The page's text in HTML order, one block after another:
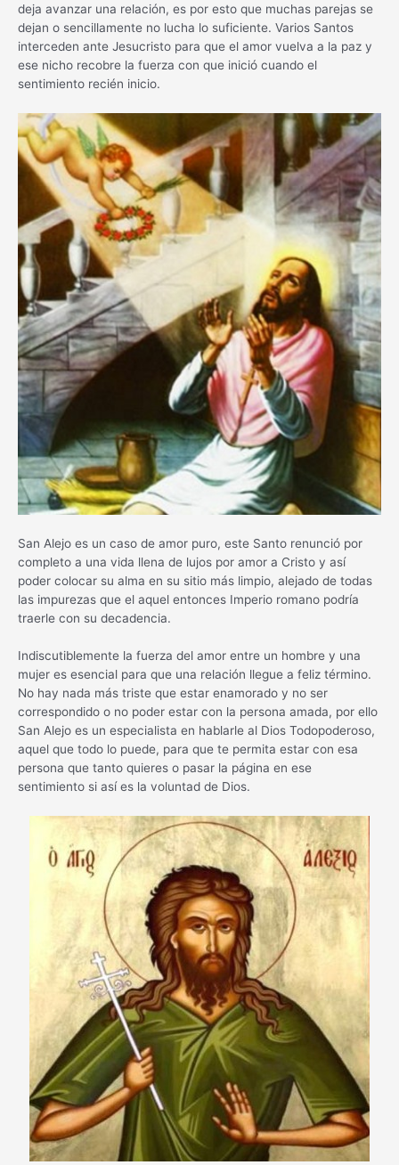
deja avanzar una relación, es por esto que muchas parejas se
dejan o sencillamente no lucha lo suficiente. Varios Santos
interceden ante Jesucristo para que el amor vuelva a la paz y
ese nicho recobre la fuerza con que inició cuando el
sentimiento recién inicio.
San Alejo es un caso de amor puro, este Santo renunció por
completo a una vida llena de lujos por amor a Cristo y así
poder colocar su alma en su sitio más limpio, alejado de todas
las impurezas que el aquel entonces Imperio romano podría
traerle con su decadencia.
Indiscutiblemente la fuerza del amor entre un hombre y una
mujer es esencial para que una relación llegue a feliz término.
No hay nada más triste que estar enamorado y no ser
correspondido o no poder estar con la persona amada, por ello
San Alejo es un especialista en hablarle al Dios Todopoderoso,
aquel que todo lo puede, para que te permita estar con esa
persona que tanto quieres o pasar la página en ese
sentimiento si así es la voluntad de Dios.